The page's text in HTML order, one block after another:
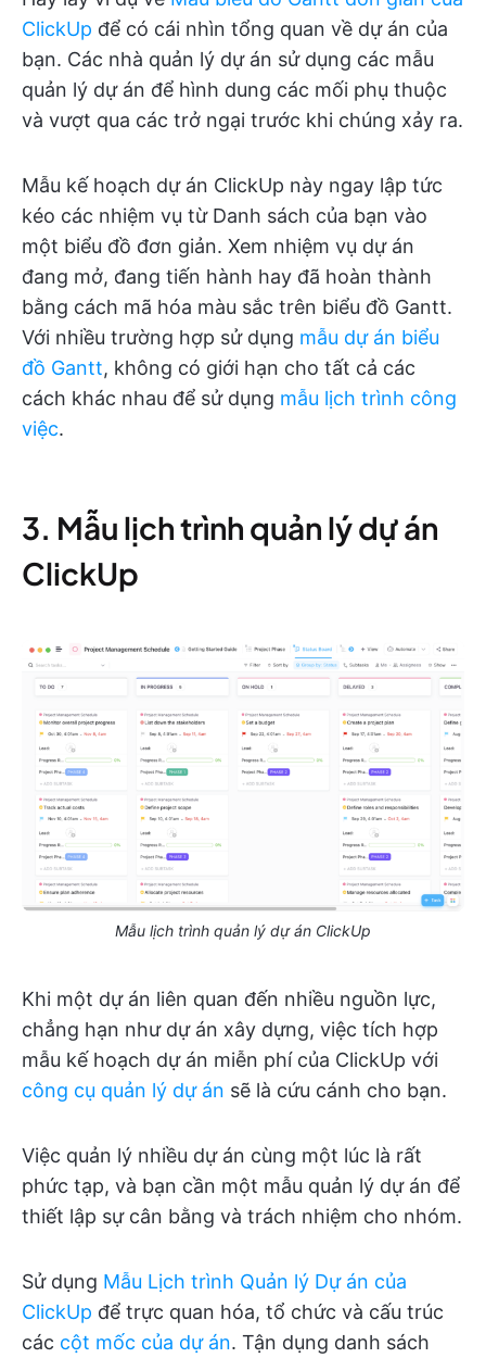
ClickUp để có cái nhìn tổng quan về dự án của
bạn. Các nhà quản lý dự án sử dụng các mẫu
quản lý dự án để hình dung các mối phụ thuộc
và vượt qua các trở ngại trước khi chúng xảy ra.
Mẫu kế hoạch dự án ClickUp này ngay lập tức
kéo các nhiệm vụ từ Danh sách của bạn vào
một biểu đồ đơn giản. Xem nhiệm vụ dự án
đang mở, đang tiến hành hay đã hoàn thành
bằng cách mã hóa màu sắc trên biểu đồ Gantt.
Với nhiều trường hợp sử dụng mẫu dự án biểu
đồ Gantt, không có giới hạn cho tất cả các
cách khác nhau để sử dụng mẫu lịch trình công
việc.
3. Mẫu lịch trình quản lý dự án
ClickUp
Mẫu lịch trình quản lý dự án ClickUp
Khi một dự án liên quan đến nhiều nguồn lực,
chẳng hạn như dự án xây dựng, việc tích hợp
mẫu kế hoạch dự án miễn phí của ClickUp với
công cụ quản lý dự án sẽ là cứu cánh cho bạn.
Việc quản lý nhiều dự án cùng một lúc là rất
phức tạp, và bạn cần một mẫu quản lý dự án để
thiết lập sự cân bằng và trách nhiệm cho nhóm.
Sử dụng Mẫu Lịch trình Quản lý Dự án của
ClickUp để trực quan hóa, tổ chức và cấu trúc
các cột mốc của dự án. Tận dụng danh sách